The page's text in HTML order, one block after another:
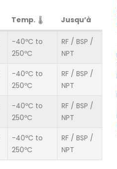
Temp. Jusqu’à
-40ºC to
250ºC
RF / BSP /
NPT
-40ºC to
250ºC
RF / BSP /
NPT
-40ºC to
250ºC
RF / BSP /
NPT
-40ºC to
250ºC
RF / BSP /
NPT
EFSVALVES
25 août, 2016
Nouvelle soupape de
sécurité sanitaire pour
4 juillet, 2015
Valve World
Düsseldorf